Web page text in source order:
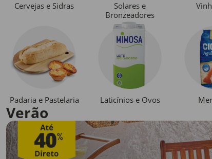
Cervejas e Sidras
Solares e
Bronzeadores
Padaria e Pastelaria Laticínios e Ovos
Verão